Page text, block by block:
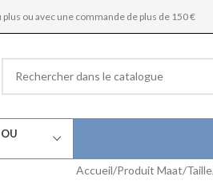
ou avec une commande de plus de 150 €
Accueil Produit Maat/Taille